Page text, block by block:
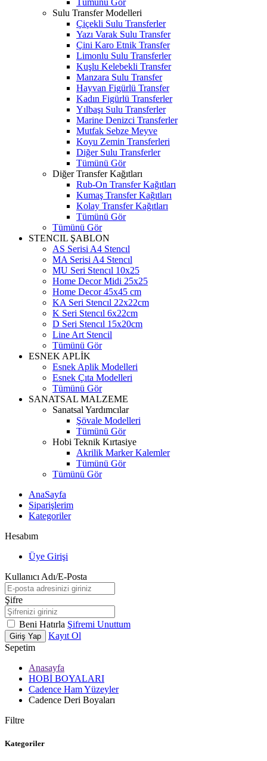
Tümünü Gör
Sulu Transfer Modelleri
Çiçekli Sulu Transferler
Yazı Varak Sulu Transfer
Çini Karo Etnik Transfer
Limonlu Sulu Transferler
Kuşlu Kelebekli Transfer
Manzara Sulu Transfer
Hayvan Figürlü Transfer
Kadın Figürlü Transferler
Yılbaşı Sulu Transferler
Marine Denizci Transferler
Mutfak Sebze Meyve
Koyu Zemin Transferleri
Diğer Sulu Transferler
Tümünü Gör
Diğer Transfer Kağıtları
Rub-On Transfer Kağıtları
Kumaş Transfer Kağıtları
Kolay Transfer Kağıtları
Tümünü Gör
Tümünü Gör
STENCIL ŞABLON
AS Serisi A4 Stencıl
MA Serisi A4 Stencıl
MU Seri Stencıl 10x25
Home Decor Midi 25x25
Home Decor 45x45 cm
KA Seri Stencıl 22x22cm
K Seri Stencıl 6x22cm
D Seri Stencıl 15x20cm
Line Art Stencil
Tümünü Gör
ESNEK APLİK
Esnek Aplik Modelleri
Esnek Çıta Modelleri
Tümünü Gör
SANATSAL MALZEME
Sanatsal Yardımcılar
Şövale Modelleri
Tümünü Gör
Hobi Teknik Kırtasiye
Akrilik Marker Kalemler
Tümünü Gör
Tümünü Gör
AnaSayfa
Siparişlerim
Kategoriler
Hesabım
Üye Girişi
Kullanıcı Adı/E-Posta
Şifre
Beni Hatırla Şifremi Unuttum
Giriş Yap
Kayıt Ol
Sepetim
Anasayfa
HOBİ BOYALARI
Cadence Ham Yüzeyler
Cadence Deri Boyaları
Filtre
Kategoriler